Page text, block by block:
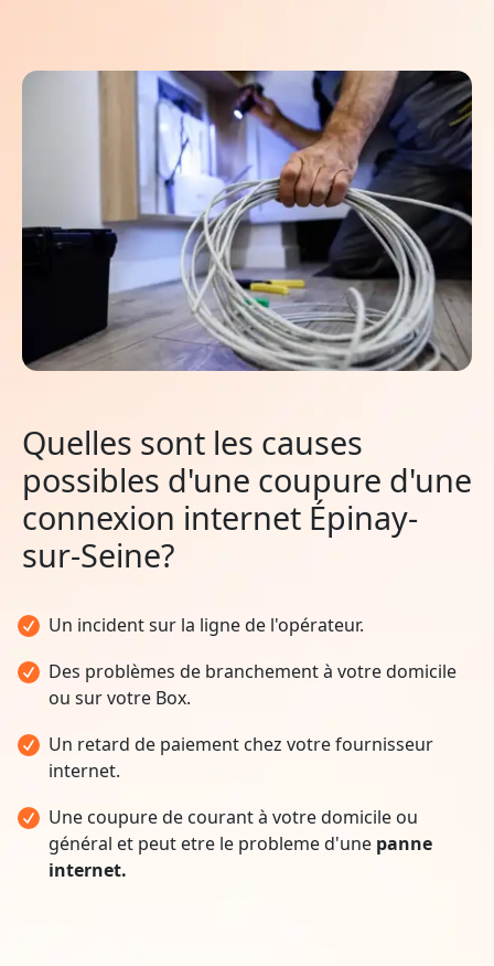
Quelles sont les causes
possibles d'une coupure d'une
connexion internet Épinay-
sur-Seine?
Un incident sur la ligne de l'opérateur.
Des problèmes de branchement à votre domicile
ou sur votre Box.
Un retard de paiement chez votre fournisseur
internet.
Une coupure de courant à votre domicile ou
général et peut etre le probleme d'une panne
internet.